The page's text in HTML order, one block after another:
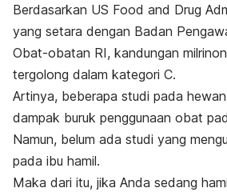
Berdasarkan US Food and Drug
yang setara dengan Badan
Obat-obatan RI, kandungan
tergolong dalam kategori C.
Artinya, beberapa studi pada
dampak buruk penggunaan obat
Namun, belum ada studi yang
pada ibu hamil.
Maka dari itu, jika Anda sedang